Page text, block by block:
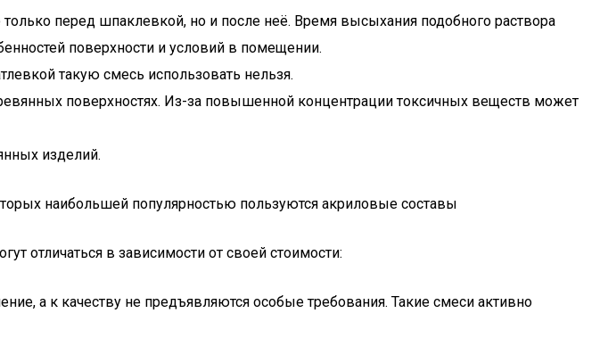
перед шпаклевкой, но и после неё. Время высыхания подобного раствора
поверхности и условий в помещении.
такую смесь использовать нельзя.
поверхностях. Из-за повышенной концентрации токсичных веществ может
изделий.
наибольшей популярностью пользуются акриловые составы
отличаться в зависимости от своей стоимости:
а к качеству не предъявляются особые требования. Такие смеси активно